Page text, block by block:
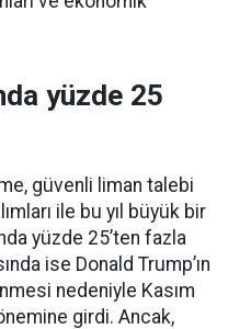
yüzde 25
güvenli liman talebi
ile bu yıl büyük bir
yüzde 25’ten fazla
ise Donald Trump’ın
nedeniyle Kasım
girdi. Ancak,